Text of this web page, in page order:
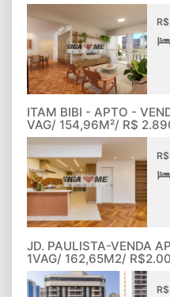
R$
ITAM BIBI - APTO -
VAG/ 154,96M²/ R$
R$
JD. PAULISTA-VENDA
1VAG/ 162,65M2/
R$